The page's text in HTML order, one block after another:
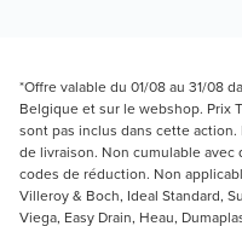
*Offre valable du 01/08 au 31/08
Belgique et sur le webshop. Prix
sont pas inclus dans cette
de livraison. Non cumulable
codes de réduction. Non
Villeroy & Boch, Ideal Standard,
Viega, Easy Drain, Heau,